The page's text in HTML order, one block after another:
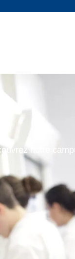
notre